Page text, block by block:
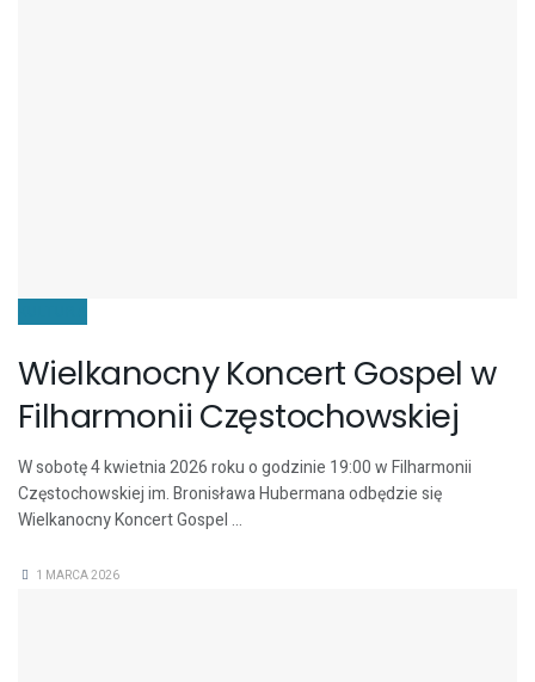
Wielkanocny Koncert Gospel w
Filharmonii Częstochowskiej
W sobotę 4 kwietnia 2026 roku o godzinie 19:00 w Filharmonii
Częstochowskiej im. Bronisława Hubermana odbędzie się
Wielkanocny Koncert Gospel ...
1 MARCA 2026